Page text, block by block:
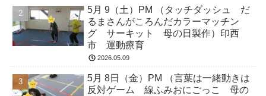
5月 9（土）PM （タッチダッシュ だ
るまさんがころんだカラーマッチン
グ サーキット 母の日製作）印西
市 運動療育
2026.05.09
5月 8日（金）PM （言葉は一緒動きは
反対ゲーム 線ふみおにごっこ 母の